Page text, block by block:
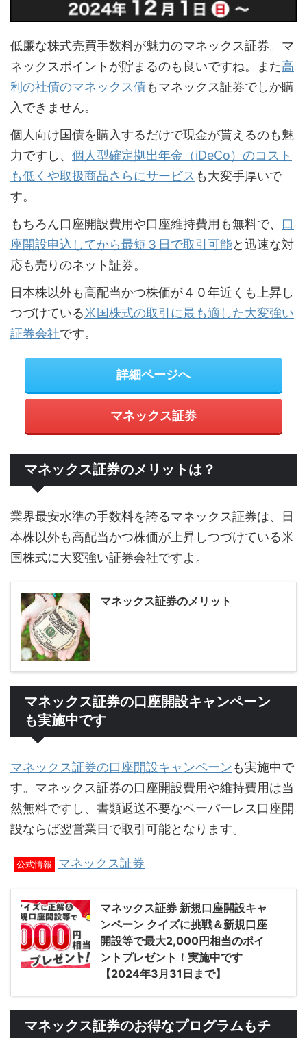
低廉な株式売買手数料が魅力のマネックス証券。マ
ネックスポイントが貯まるのも良いですね。また高
利の社債のマネックス債もマネックス証券でしか購
入できません。
個人向け国債を購入するだけで現金が貰えるのも魅
力ですし、 個人型確定拠出年金（iDeCo）のコスト
も低くや取扱商品さらにサービス も大変手厚いで
す。
もちろん口座開設費用や口座維持費用も無料で、 口
座開設申込してから最短３日で取引可能と迅速な対
応も売りのネット証券。
日本株以外も高配当かつ株価が４０年近くも上昇し
つづけている米国株式の取引に最も適した大変強い
証券会社です。
詳細ページへ
マネックス証券
マネックス証券のメリットは？
業界最安水準の手数料を誇るマネックス証券は、日
本株以外も高配当かつ株価が上昇しつづけている米
国株式に大変強い証券会社ですよ。
マネックス証券のメリット
マネックス証券の口座開設キャンペーン
も実施中です
マネックス証券の口座開設キャンペーンも実施中で
す。マネックス証券の口座開設費用や維持費用は当
然無料ですし、書類返送不要なペーパーレス口座開
設ならば翌営業日で取引可能となります。
公式情報 マネックス証券
マネックス証券 新規口座開設キャ
ンペーン クイズに挑戦＆新規口座
開設等で最大2,000円相当のポイ
ントプレゼント！実施中です
【2024年3月31日まで】
マネックス証券のお得なプログラムもチ